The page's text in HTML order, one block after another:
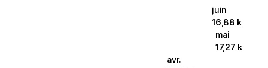
juin
16,88 k
mai
17,27 k
avr.